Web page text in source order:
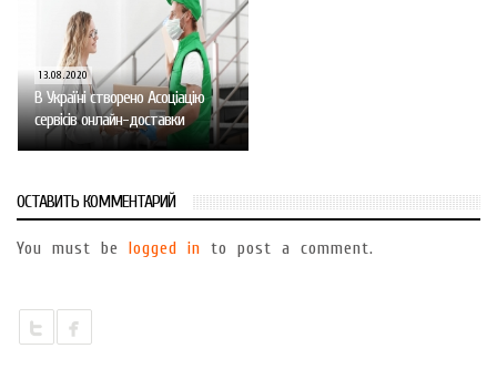
13.08.2020
В Україні створено Асоціацію
сервісів онлайн-доставки
ОСТАВИТЬ КОММЕНТАРИЙ
You must be logged in to post a comment.